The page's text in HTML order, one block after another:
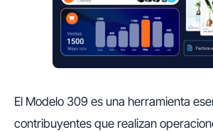
El Modelo 309 es una herramienta
contribuyentes que realizan